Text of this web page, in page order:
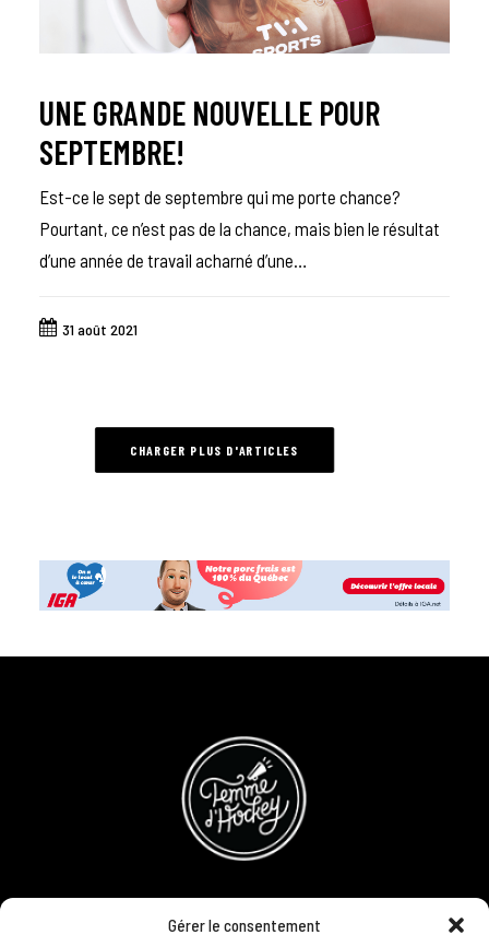
Gérer le consentement
UNE GRANDE NOUVELLE POUR
SEPTEMBRE!
Est-ce le sept de septembre qui me porte chance?
Pourtant, ce n’est pas de la chance, mais bien le résultat
d’une année de travail acharné d’une…
31 août 2021
CHARGER PLUS D'ARTICLES
CONCOURS